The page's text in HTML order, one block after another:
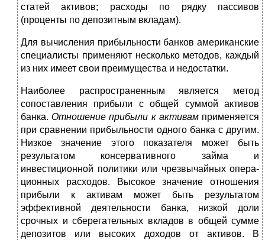
статей активов; расходы по рядку пассивов
(проценты по депозитным вкладам).
Для вычисления прибыльности банков американские
специалисты применяют несколько методов, каждый
из них имеет свои преимущества и недостатки.
Наиболее распространенным является метод
сопостав­ления прибыли с общей суммой активов
банка.Отноше­ние прибыли к активамприменяется
при сравнении при­быльности одного банка с другим.
Низкое значение этого показателя может быть
результатом консервативного зай­ма и
инвестиционной политики или чрезвычайных опера­
ционных расходов. Высокое значение отношения
прибыли к активам может быть результатом
эффективной деятель­ности банка, низкой доли
срочных и сберегательных вкла­дов в общей сумме
депозитов или высоких доходов от акти­вов. В